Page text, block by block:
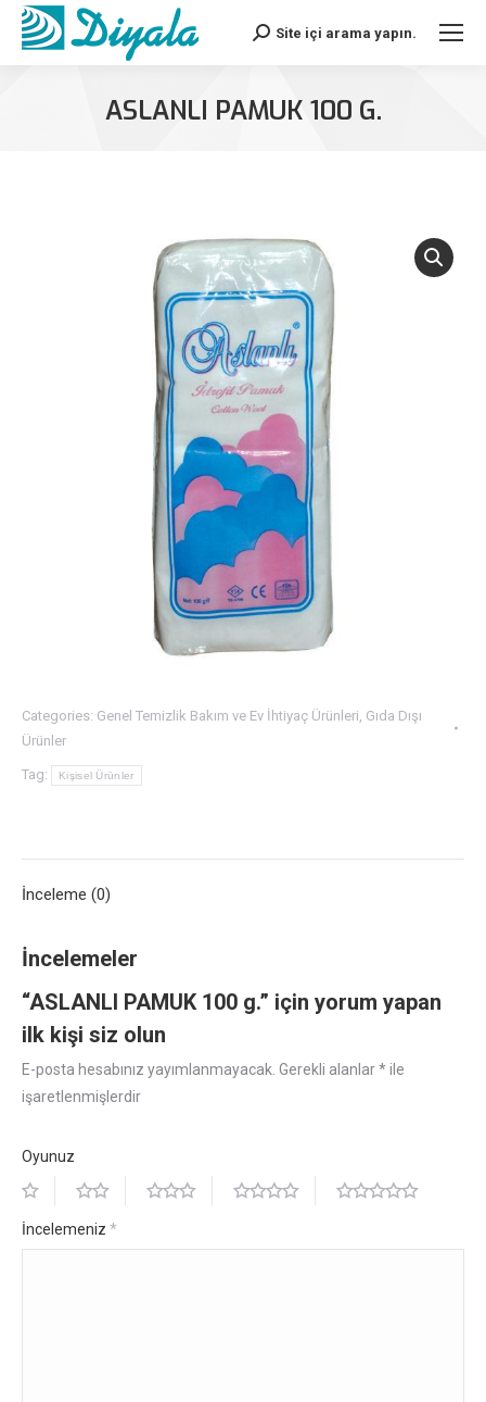
Search:Site içi arama yapın.
ASLANLI PAMUK 100 G.
Categories: Genel Temizlik Bakım ve Ev İhtiyaç Ürünleri, Gıda Dışı
Ürünler
Tag: Kişisel Ürünler
İnceleme (0)
İncelemeler
“ASLANLI PAMUK 100 g.” için yorum yapan
ilk kişi siz olun
E-posta hesabınız yayımlanmayacak. Gerekli alanlar*ile
işaretlenmişlerdir
Oyunuz
İncelemeniz *